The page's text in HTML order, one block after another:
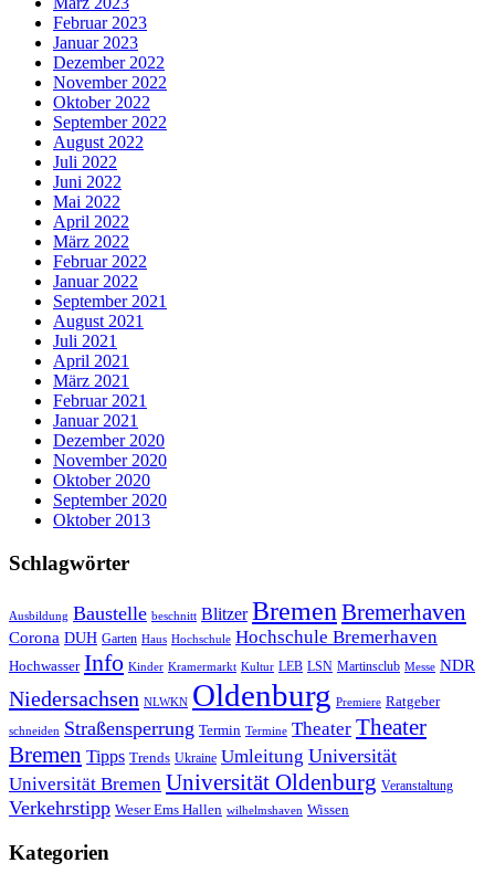
Februar 2023
Januar 2023
Dezember 2022
November 2022
Oktober 2022
September 2022
August 2022
Juli 2022
Juni 2022
Mai 2022
April 2022
März 2022
Februar 2022
Januar 2022
September 2021
August 2021
Juli 2021
April 2021
März 2021
Februar 2021
Januar 2021
Dezember 2020
November 2020
Oktober 2020
September 2020
Oktober 2013
Schlagwörter
Ausbildung Baustelle beschnitt Blitzer Bremen Bremerhaven
Corona DUH Garten Haus Hochschule Hochschule Bremerhaven
Hochwasser Info Kinder Kramermarkt Kultur LEB LSN Martinsclub Messe NDR
Niedersachsen NLWKN Oldenburg Premiere Ratgeber
schneiden Straßensperrung Termin Termine Theater Theater
Bremen Tipps Trends Ukraine Umleitung Universität
Universität Bremen Universität Oldenburg Veranstaltung
Verkehrstipp Weser Ems Hallen wilhelmshaven Wissen
Kategorien